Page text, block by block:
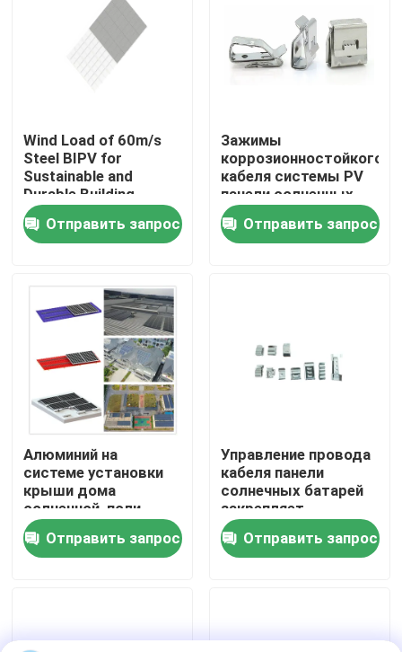
Дом
Продукты
Видео
Шоу VR
О нас
Путешествие фабрики
Проверка качества
Свяжитесь мы
солнечный pv устанавливая системы
Wind Load of 60m/s
Steel BIPV for
Sustainable and
Durable Building
Solutions
Отправить запрос
Зажимы
коррозионностойкого
кабеля системы PV
панели солнечных
батарей
нержавеющей стали
фотовольтайческого
Отправить запрос
Алюминий на
системе установки
крыши дома
солнечной, поли
солнечной крыше PV
устанавливая
системы
Отправить запрос
Управление провода
кабеля панели
солнечных батарей
закрепляет
организатор Sus304
Отправить запрос